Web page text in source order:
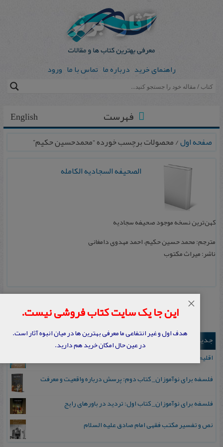
راهنمای خرید درباره ما تماس با ما ورود
English فهرست
صفحه اول/ محصولات برچسب خورده “محمدحسین حکیم”
الصحیفه السجادیه الکامله
کهن‌ترین نسخه موجود صحیفه سجادیه
مترجم: محمد حسین حکیم، احمد مهدوی دامغانی
ناشر: میراث مکتوب
جدیدترین ها
اقلیم مورخان؛ مهارت‌های تاریخ ورزی علمی
فلسفه برای نوآموزان_ کتاب دوم: پرسش درباره واقعیت و معرفت
فلسفه برای نوآموزان_ کتاب اول: تردید در باورهای رایج
نص و تفسیر مکتب فقهی امام صادق علیه السلام
این جا یک سایت کتاب فروشی نیست.
هدف اول و غیر انتفاعی ما معرفی بهترین ها در میان انبوه آثار است.
در عین حال امکان خرید هم دارید.
×